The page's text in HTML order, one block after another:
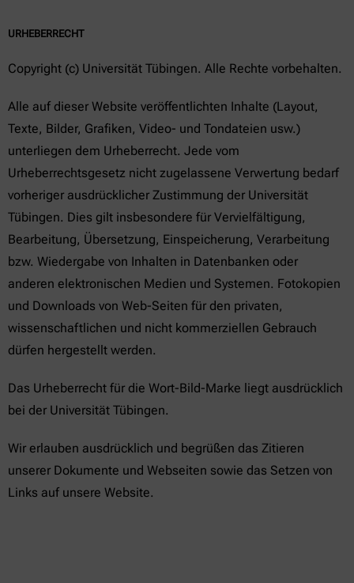
URHEBERRECHT
Copyright (c) Universität Tübingen. Alle Rechte vorbehalten.
Alle auf dieser Website veröffentlichten Inhalte (Layout,
Texte, Bilder, Grafiken, Video- und Tondateien usw.)
unterliegen dem Urheberrecht. Jede vom
Urheberrechtsgesetz nicht zugelassene Verwertung bedarf
vorheriger ausdrücklicher Zustimmung der Universität
Tübingen. Dies gilt insbesondere für Vervielfältigung,
Bearbeitung, Übersetzung, Einspeicherung, Verarbeitung
bzw. Wiedergabe von Inhalten in Datenbanken oder
anderen elektronischen Medien und Systemen. Fotokopien
und Downloads von Web-Seiten für den privaten,
wissenschaftlichen und nicht kommerziellen Gebrauch
dürfen hergestellt werden.
Das Urheberrecht für die Wort-Bild-Marke liegt ausdrücklich
bei der Universität Tübingen.
Wir erlauben ausdrücklich und begrüßen das Zitieren
unserer Dokumente und Webseiten sowie das Setzen von
Links auf unsere Website.